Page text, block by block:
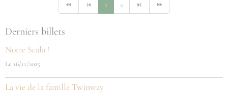
1 2
Derniers billets
Notre Scala !
Le 16/11/2025
La vie de la famille Twinway